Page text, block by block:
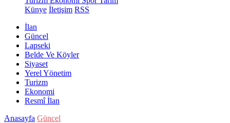
Künye İletişim RSS
İlan
Güncel
Lapseki
Belde Ve Köyler
Siyaset
Yerel Yönetim
Turizm
Ekonomi
Resmî İlan
Anasayfa Güncel